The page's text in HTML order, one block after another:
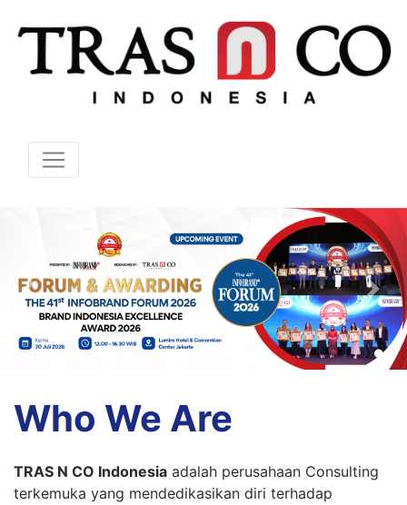
Previous Next
Who We Are
TRAS N CO Indonesia adalah perusahaan Consulting
terkemuka yang mendedikasikan diri terhadap